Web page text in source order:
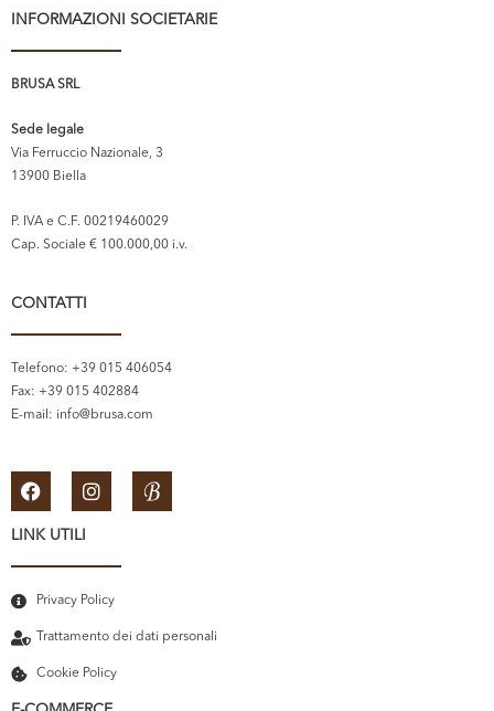
INFORMAZIONI SOCIETARIE
BRUSA SRL
Sede legale
Via Ferruccio Nazionale, 3
13900 Biella
P. IVA e C.F. 00219460029
Cap. Sociale € 100.000,00 i.v.
CONTATTI
Telefono: +39 015 406054
Fax: +39 015 402884
E-mail: info@brusa.com
LINK UTILI
Privacy Policy
Trattamento dei dati personali
Cookie Policy